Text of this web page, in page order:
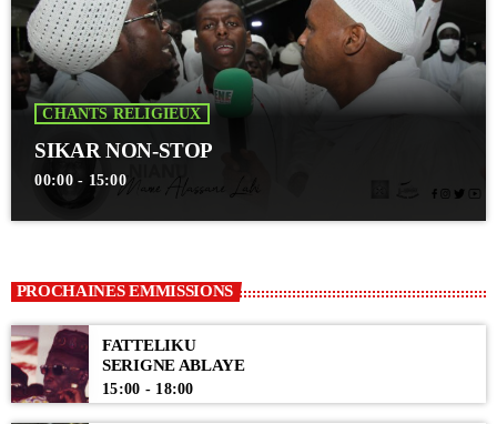
CHANTS RELIGIEUX
SIKAR NON-STOP
00:00 - 15:00
PROCHAINES EMMISSIONS
FATTELIKU
SERIGNE ABLAYE
15:00 - 18:00